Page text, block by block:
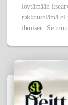
löytämään
rakkauselämä ei
ihmisen. Se